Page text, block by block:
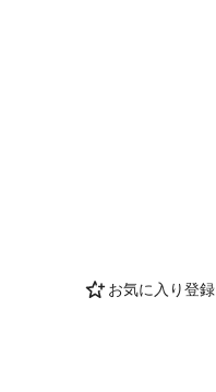
お気に入り登録